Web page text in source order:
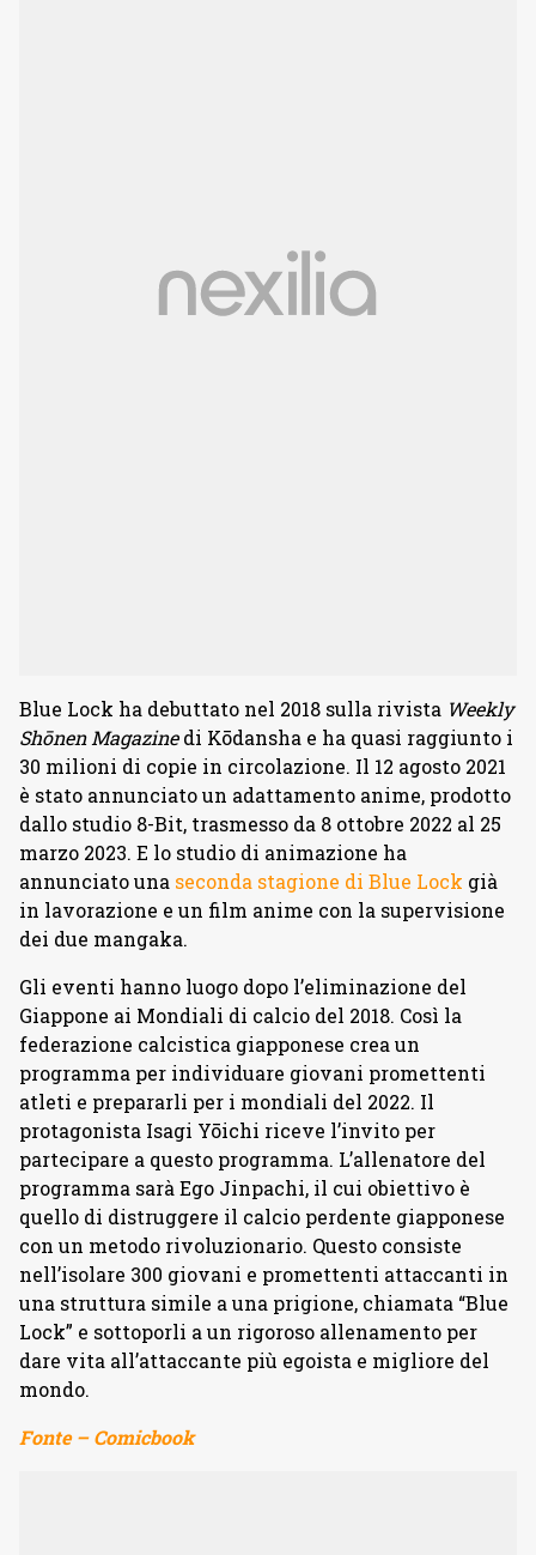
Blue Lock ha debuttato nel 2018 sulla rivista Weekly
Shōnen Magazinedi Kōdansha e ha quasi raggiunto i
30 milioni di copie in circolazione. Il 12 agosto 2021
è stato annunciato un adattamento anime, prodotto
dallo studio 8-Bit, trasmesso da 8 ottobre 2022 al 25
marzo 2023. E lo studio di animazione ha
annunciato una seconda stagione di Blue Lock già
in lavorazione e un film anime con la supervisione
dei due mangaka.
Gli eventi hanno luogo dopo l’eliminazione del
Giappone ai Mondiali di calcio del 2018. Così la
federazione calcistica giapponese crea un
programma per individuare giovani promettenti
atleti e prepararli per i mondiali del 2022. Il
protagonista Isagi Yōichi riceve l’invito per
partecipare a questo programma. L’allenatore del
programma sarà Ego Jinpachi, il cui obiettivo è
quello di distruggere il calcio perdente giapponese
con un metodo rivoluzionario. Questo consiste
nell’isolare 300 giovani e promettenti attaccanti in
una struttura simile a una prigione, chiamata “Blue
Lock” e sottoporli a un rigoroso allenamento per
dare vita all’attaccante più egoista e migliore del
mondo.
Fonte – Comicbook